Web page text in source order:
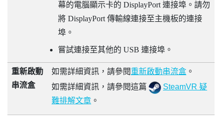
幕的電腦顯示卡的 DisplayPort連接埠。請勿
將 DisplayPort傳輸線連接至主機板的連接
埠。
嘗試連接至其他的 USB 連接埠。
重新啟動
串流盒
如需詳細資訊，請參閱重新啟動串流盒 。
如需詳細資訊，請參閱這篇
SteamVR 疑
難排解文章 。